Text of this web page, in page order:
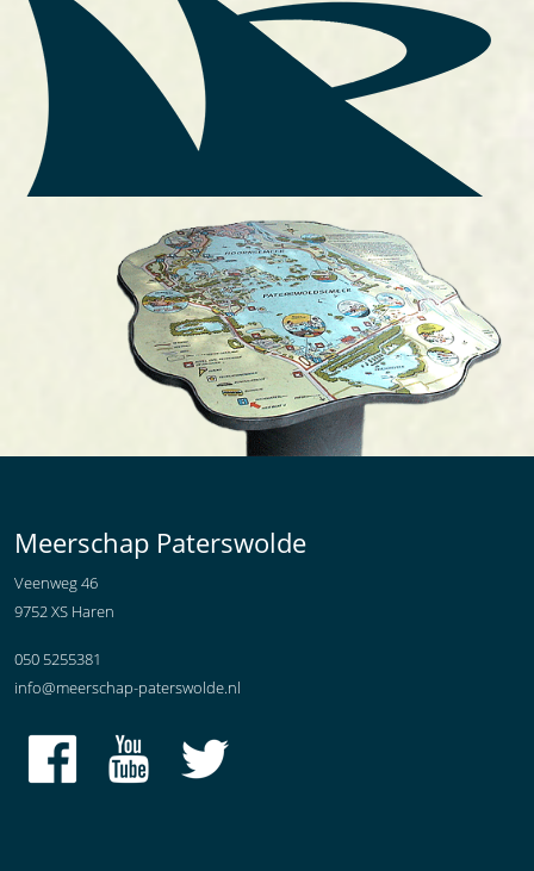
Meerschap Paterswolde
Veenweg 46
9752 XS Haren
050 5255381
info@meerschap-paterswolde.nl